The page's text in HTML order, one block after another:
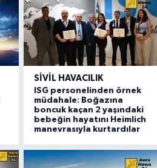
SIVIL HAVACILIK
ISG personelinden örnek
müdahale: Boğazına
boncuk kaçan 2 yaşındaki
bebeğin hayatını Heimlich
manevrasıyla kurtardılar